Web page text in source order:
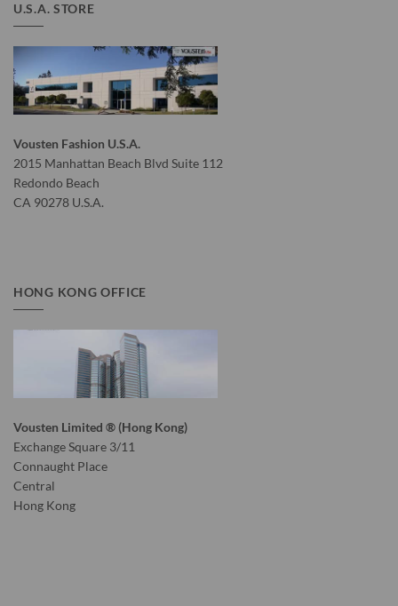
U.S.A. STORE
Vousten Fashion U.S.A.
2015 Manhattan Beach Blvd Suite 112
Redondo Beach
CA 90278 U.S.A.
HONG KONG OFFICE
Vousten Limited ® (Hong Kong)
Exchange Square 3/11
Connaught Place
Central
Hong Kong